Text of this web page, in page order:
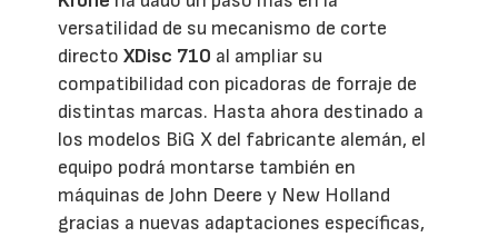
versatilidad de su mecanismo de corte
directoXDisc 710 al ampliar su
compatibilidad con picadoras de forraje de
distintas marcas. Hasta ahora destinado a
los modelos BiG X del fabricante alemán, el
equipo podrá montarse también en
máquinas de John Deere y New Holland
gracias a nuevas adaptaciones específicas,